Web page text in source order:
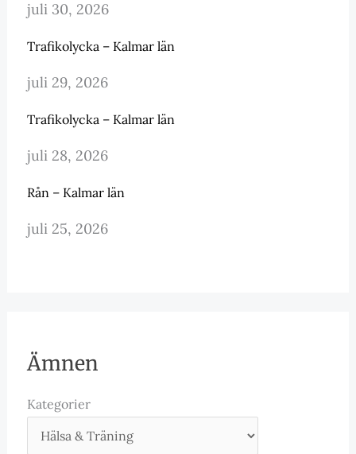
juli 30, 2026
Trafikolycka – Kalmar län
juli 29, 2026
Trafikolycka – Kalmar län
juli 28, 2026
Rån – Kalmar län
juli 25, 2026
Ämnen
Kategorier